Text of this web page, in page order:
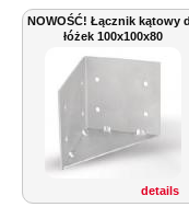
NOWOŚĆ! Łącznik kątowy
łóżek 100x100x80
details